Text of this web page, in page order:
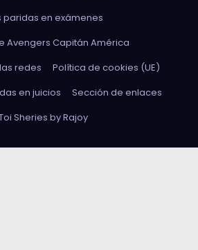
paridas en exámenes
Avengers Capitán América
redes
Política de cookies (UE)
en juicios
Sección de enlaces
Sheries by Rajoy